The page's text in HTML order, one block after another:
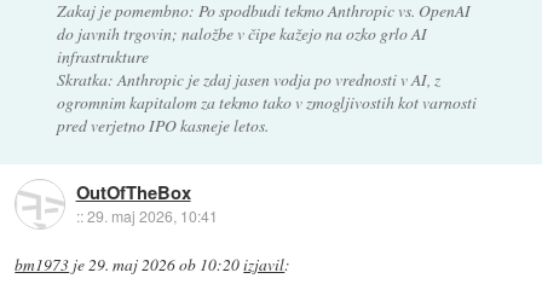
Zakaj je pomembno: Po spodbudi tekmo Anthropic vs. OpenAI
do javnih trgovin; naložbe v čipe kažejo na ozko grlo AI
infrastrukture
Skratka: Anthropic je zdaj jasen vodja po vrednosti v AI, z
ogromnim kapitalom za tekmo tako v zmogljivostih kot varnosti
pred verjetno IPO kasneje letos.
OutOfTheBox
::29. maj 2026, 10:41
bm1973 je29. maj 2026 ob 10:20izjavil: